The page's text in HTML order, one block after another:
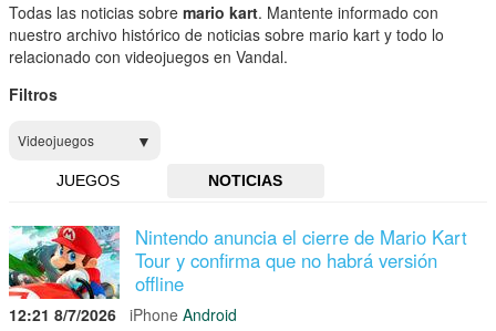
Todas las noticias sobremario kart. Mantente informado con
nuestro archivo histórico de noticias sobre mario kart y todo lo
relacionado con videojuegos en Vandal.
Filtros
Videojuegos
JUEGOS NOTICIAS
Nintendo anuncia el cierre de Mario Kart
Tour y confirma que no habrá versión
offline
12:21 8/7/2026 iPhone Android